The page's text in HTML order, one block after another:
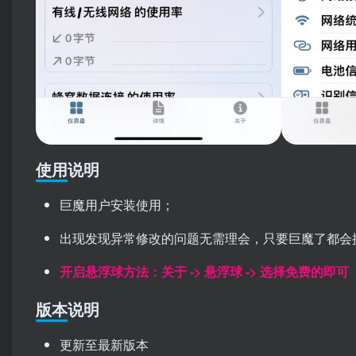
使用说明
巨魔用户安装使用；
出现发现异常修改的问题无需理会，只要巨魔了都会
开启悬浮球方法：关于 -> 悬浮球 -> 选择免费的即可
版本说明
更新至最新版本